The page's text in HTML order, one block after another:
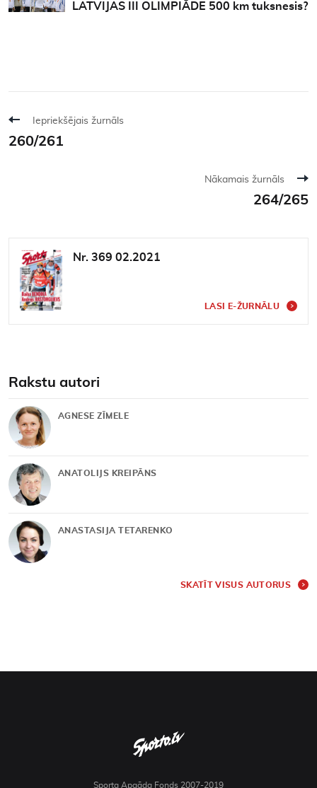
LATVIJAS III OLIMPIĀDE 500 km tuksnesis?
Iepriekšējais žurnāls
260/261
Nākamais žurnāls
264/265
Nr. 369 02.2021
LASI E-ŽURNĀLU
Rakstu autori
AGNESE ZĪMELE
ANATOLIJS KREIPĀNS
ANASTASIJA TETARENKO
SKATĪT VISUS AUTORUS
Sporta Apgāda Fonds 2007-2019